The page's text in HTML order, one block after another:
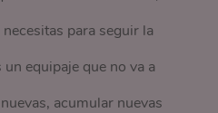
para seguir la
equipaje que no va a
acumular nuevas